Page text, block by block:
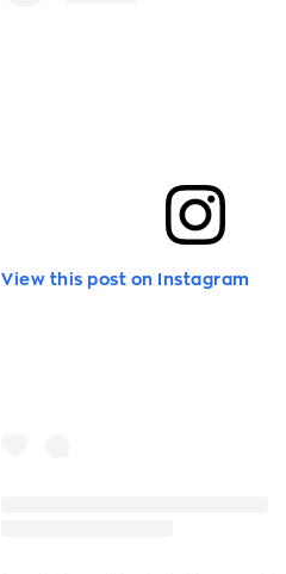
View this post on Instagram